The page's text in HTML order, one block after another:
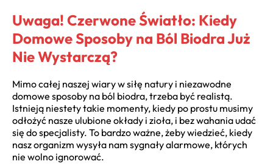
Uwaga! Czerwone Światło: Kiedy
Domowe Sposoby na Ból Biodra Już
Nie Wystarczą?
Mimo całej naszej wiary w siłę natury i niezawodne
domowe sposoby na ból biodra, trzeba być realistą.
Istnieją niestety takie momenty, kiedy po prostu musimy
odłożyć nasze ulubione okłady i zioła, i bez wahania udać
się do specjalisty. To bardzo ważne, żeby wiedzieć, kiedy
nasz organizm wysyła nam sygnały alarmowe, których
nie wolno ignorować.